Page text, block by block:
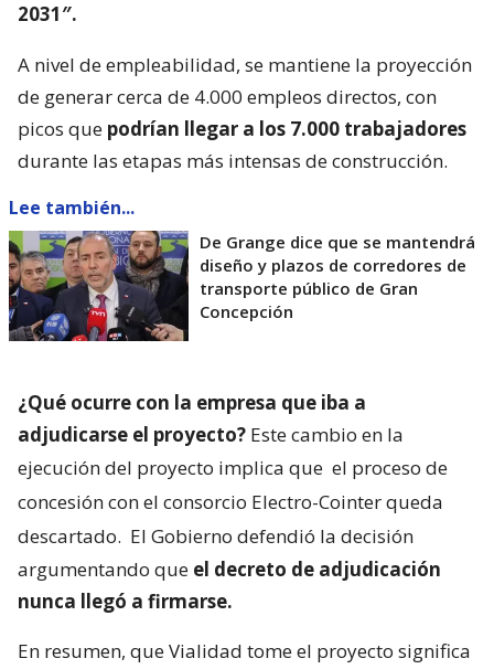
2031″.
A nivel de empleabilidad, se mantiene la proyección
de generar cerca de 4.000 empleos directos, con
picos que podrían llegar a los 7.000 trabajadores
durante las etapas más intensas de construcción.
Lee también...
De Grange dice que se mantendrá
diseño y plazos de corredores de
transporte público de Gran
Concepción
¿Qué ocurre con la empresa que iba a
adjudicarse el proyecto? Este cambio en la
ejecución del proyecto implica que el proceso de
concesión con el consorcio Electro-Cointer queda
descartado. El Gobierno defendió la decisión
argumentando que el decreto de adjudicación
nunca llegó a firmarse.
En resumen, que Vialidad tome el proyecto significa